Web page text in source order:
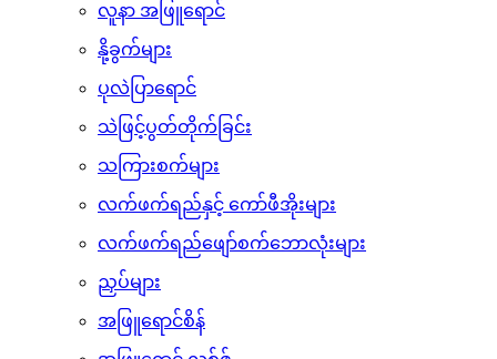
လူနာ အဖြူရောင်
နို့ခွက်များ
ပုလဲပြာရောင်
သဲဖြင့်ပွတ်တိုက်ခြင်း
သကြားစက်များ
လက်ဖက်ရည်နှင့် ကော်ဖီအိုးများ
လက်ဖက်ရည်ဖျော်စက်ဘောလုံးများ
ညှပ်များ
အဖြူရောင်စိန်